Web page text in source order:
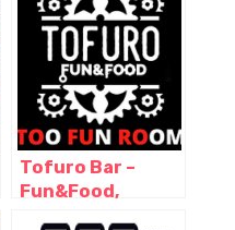
Tofuro Bar –
Fun&Food,